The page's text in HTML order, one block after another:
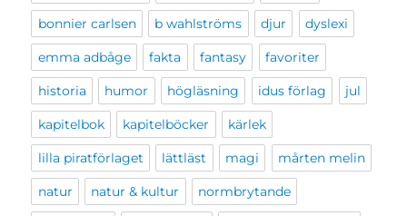
bonnier carlsen b wahlströms djur dyslexi
emma adbåge fakta fantasy favoriter
historia humor högläsning idus förlag jul
kapitelbok kapitelböcker kärlek
lilla piratförlaget lättläst magi mårten melin
natur natur & kultur normbrytande